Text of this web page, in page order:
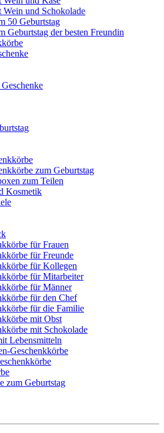
Wein und Schokolade
50 Geburtstag
Geburtstag der besten Freundin
zum Geburtstag
zum Teilen
Kosmetik
für Frauen
für Freunde
für Kollegen
für Mitarbeiter
für Männer
für den Chef
für die Familie
mit Obst
mit Schokolade
Lebensmitteln
Geschenkkörbe
zum Geburtstag